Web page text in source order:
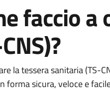
faccio
la tessera sanitaria (TS-
forma sicura, veloce e